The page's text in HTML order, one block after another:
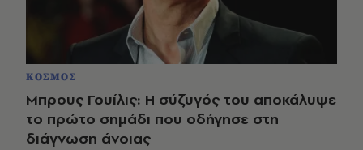
ΚΟΣΜΟΣ
Μπρους Γουίλις: Η σύζυγός του αποκάλυψε
το πρώτο σημάδι που οδήγησε στη
διάγνωση άνοιας